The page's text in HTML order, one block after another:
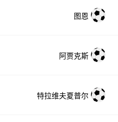
图恩
阿贾克斯